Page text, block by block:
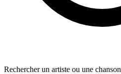
Rechercher un artiste ou une chanson